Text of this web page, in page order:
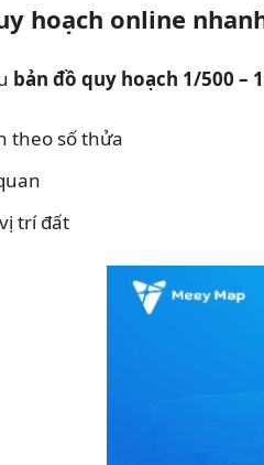
hoạch online
bản đồ quy hoạch 1/500 –
theo số thửa
trí đất